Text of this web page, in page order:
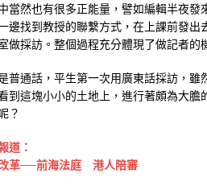
當然也有很多正能量，譬如編輯半夜
邊找到教授的聯繫方式，在上課前發
做採訪。整個過程充分體現了做記者的
普通話，平生第一次用廣東話採訪，
到這塊小小的土地上，進行著頗為大膽
？
道：
革──前海法庭 港人陪審